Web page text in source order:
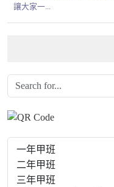
讓大家一...